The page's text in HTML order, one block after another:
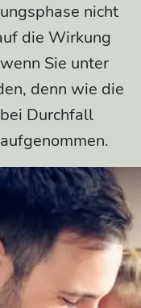
nicht
die Wirkung
Sie unter
denn wie die
Durchfall